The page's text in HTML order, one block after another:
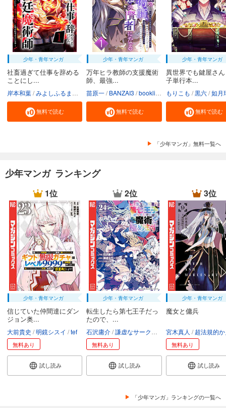
少年・青年マンガ
社畜過ぎて仕事を辞める
ことにし...
岸本和葉 みよしふるまち booklistaSTUDIO
無料で読む
少年・青年マンガ
万年ヒラ教師の支援魔術
師、最強...
苗原一 BANZAI3 booklistaSTUDIO
無料で読む
少年・青年マンガ
異世界でも鍵屋さ
子単行本...
もりこも 黒六 如月
無料で読む
「少年マンガ」無料一覧へ
少年マンガ ランキング
1位
少年・青年マンガ
信じていた仲間達にダン
ジョン奥...
大前貴史 明鏡シスイ tef
無料あり
試し読み
2位
少年・青年マンガ
転生したら第七王子だっ
たので、...
石沢庸介 謙虚なサークル メル。
無料あり
試し読み
3位
少年・青年マンガ
魔女と傭兵
宮木真人 超法規的か
無料あり
試し読み
「少年マンガ」ランキングの一覧へ